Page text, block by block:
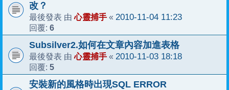
改？
最後發表 由心靈捕手 « 2010-11-04 11:23
回覆: 6
Subsilver2.如何在文章內容加進表格
最後發表 由心靈捕手 « 2010-11-03 18:18
回覆: 5
安裝新的風格時出現SQL ERROR